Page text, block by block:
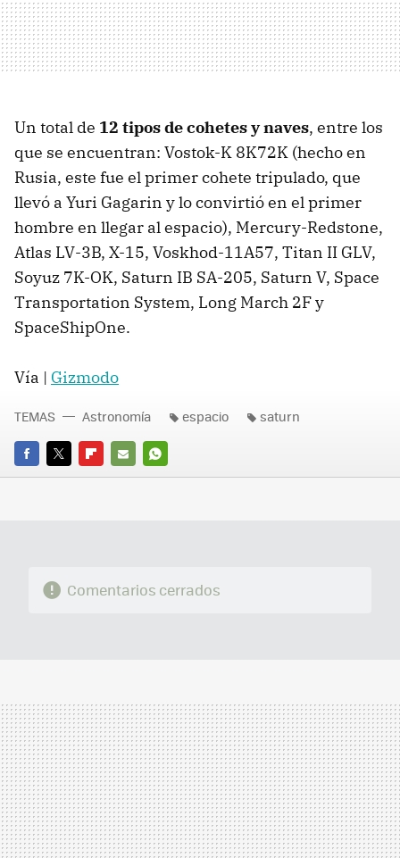
Un total de 12 tipos de cohetes y naves, entre los
que se encuentran: Vostok-K 8K72K (hecho en
Rusia, este fue el primer cohete tripulado, que
llevó a Yuri Gagarin y lo convirtió en el primer
hombre en llegar al espacio), Mercury-Redstone,
Atlas LV-3B, X-15, Voskhod-11A57, Titan II GLV,
Soyuz 7K-OK, Saturn IB SA-205, Saturn V, Space
Transportation System, Long March 2F y
SpaceShipOne.
Vía | Gizmodo
FACEBOOK
TWITTERFLIPBOARD
E-
WHATSAPP
TEMAS Astronomía espacio saturn
Comentarios cerrados